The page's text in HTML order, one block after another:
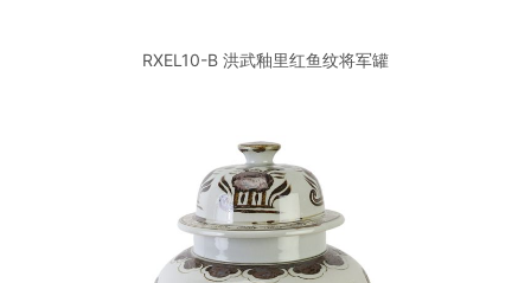
RXEL10-B 洪武釉里红鱼纹将军罐